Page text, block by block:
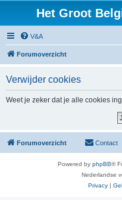
Het Groot
V&A
Forumoverzicht
Verwijder cookies
Weet je zeker dat je alle cookies
Forumoverzicht Contact
Powered by phpBB®
Nederlandse
Privacy |